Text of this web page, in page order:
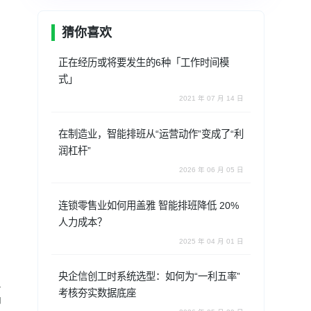
猜你喜欢
正在经历或将要发生的6种「工作时间模
式」
2021 年 07 月 14 日
在制造业，智能排班从“运营动作”变成了“利
润杠杆”
2026 年 06 月 05 日
连锁零售业如何用盖雅 智能排班降低 20%
人力成本？
2025 年 04 月 01 日
央企信创工时系统选型：如何为“一利五率”
考核夯实数据底座